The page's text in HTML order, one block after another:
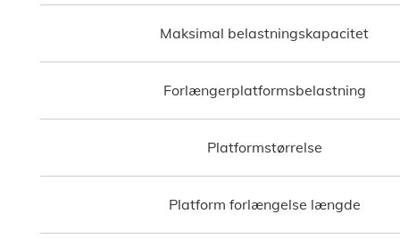
Maksimal belastningskapacitet
Forlængerplatformsbelastning
Platformstørrelse
Platform forlængelse længde